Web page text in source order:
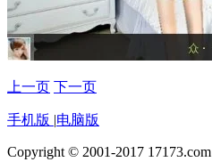
上一页 下一页
手机版 |电脑版
Copyright © 2001-2017 17173.com